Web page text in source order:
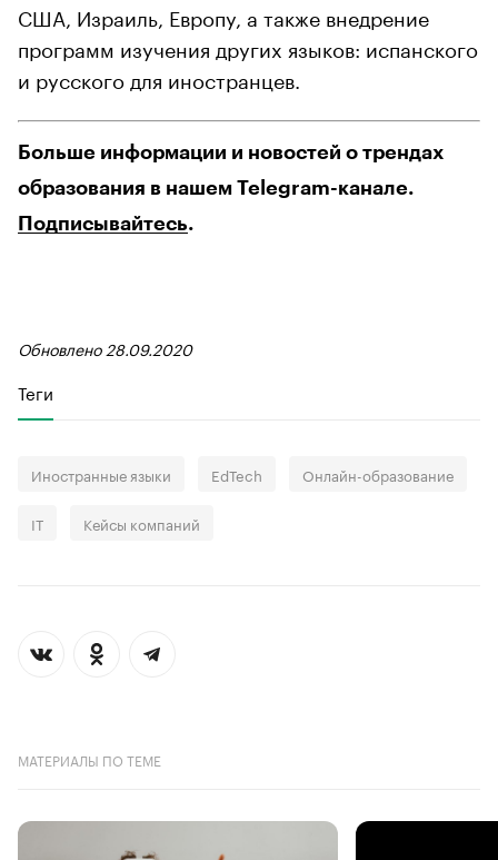
США, Израиль, Европу, а также внедрение
программ изучения других языков: испанского
и русского для иностранцев.
Больше информации и новостей о трендах
образования в нашем Telegram-канале.
Подписывайтесь.
Обновлено 28.09.2020
Теги
Иностранные языки EdTech Онлайн-образование
IT Кейсы компаний
МАТЕРИАЛЫ ПО ТЕМЕ